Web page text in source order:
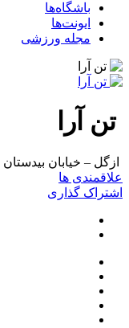
باشگاه‌ها
ایونت‌ها
مجله ورزشی
تن آرا
ازگل – خیابان بیدستان
علاقمندی ها
اشتراک گذاری